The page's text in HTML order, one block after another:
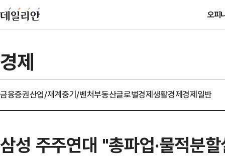
오피
경제
금융증권산업/재계중기/벤처부동산글로벌경제생활경제경제일반
삼성 주주연대 "총파업·물적분